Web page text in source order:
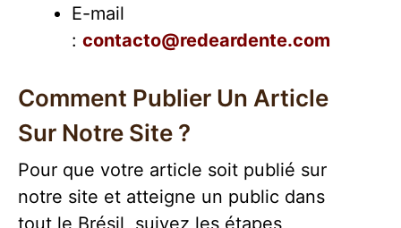
E-mail
: contacto@redeardente.com
Comment Publier Un Article
Sur Notre Site ?
Pour que votre article soit publié sur
notre site et atteigne un public dans
tout le Brésil, suivez les étapes